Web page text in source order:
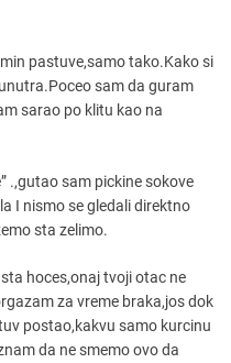
pastuve,samo tako.Kako si
sam da guram
sarao po klitu kao na
.,gutao sam pickine sokove
I nismo se gledali direktno
sta zelimo.
hoces,onaj tvoji otac ne
za vreme braka,jos dok
postao,kakvu samo kurcinu
da ne smemo ovo da